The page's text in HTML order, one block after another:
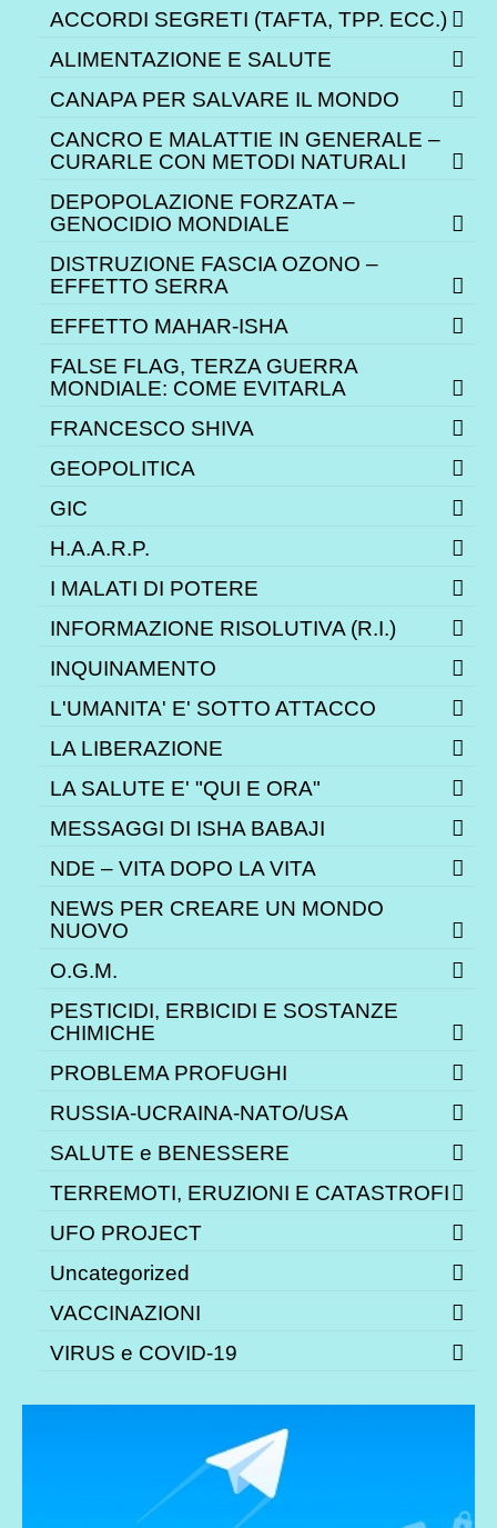
ACCORDI SEGRETI (TAFTA, TPP. ECC.)
ALIMENTAZIONE E SALUTE
CANAPA PER SALVARE IL MONDO
CANCRO E MALATTIE IN GENERALE –
CURARLE CON METODI NATURALI
DEPOPOLAZIONE FORZATA –
GENOCIDIO MONDIALE
DISTRUZIONE FASCIA OZONO –
EFFETTO SERRA
EFFETTO MAHAR-ISHA
FALSE FLAG, TERZA GUERRA
MONDIALE: COME EVITARLA
FRANCESCO SHIVA
GEOPOLITICA
GIC
H.A.A.R.P.
I MALATI DI POTERE
INFORMAZIONE RISOLUTIVA (R.I.)
INQUINAMENTO
L'UMANITA' E' SOTTO ATTACCO
LA LIBERAZIONE
LA SALUTE E' "QUI E ORA"
MESSAGGI DI ISHA BABAJI
NDE – VITA DOPO LA VITA
NEWS PER CREARE UN MONDO
NUOVO
O.G.M.
PESTICIDI, ERBICIDI E SOSTANZE
CHIMICHE
PROBLEMA PROFUGHI
RUSSIA-UCRAINA-NATO/USA
SALUTE e BENESSERE
TERREMOTI, ERUZIONI E CATASTROFI
UFO PROJECT
Uncategorized
VACCINAZIONI
VIRUS e COVID-19